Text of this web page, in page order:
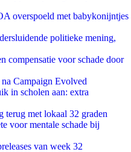
overspoeld met babykonijntjes
politieke mening,
compensatie voor schade door
Campaign Evolved
in scholen aan: extra
terug met lokaal 32 graden
voor mentale schade bij
van week 32